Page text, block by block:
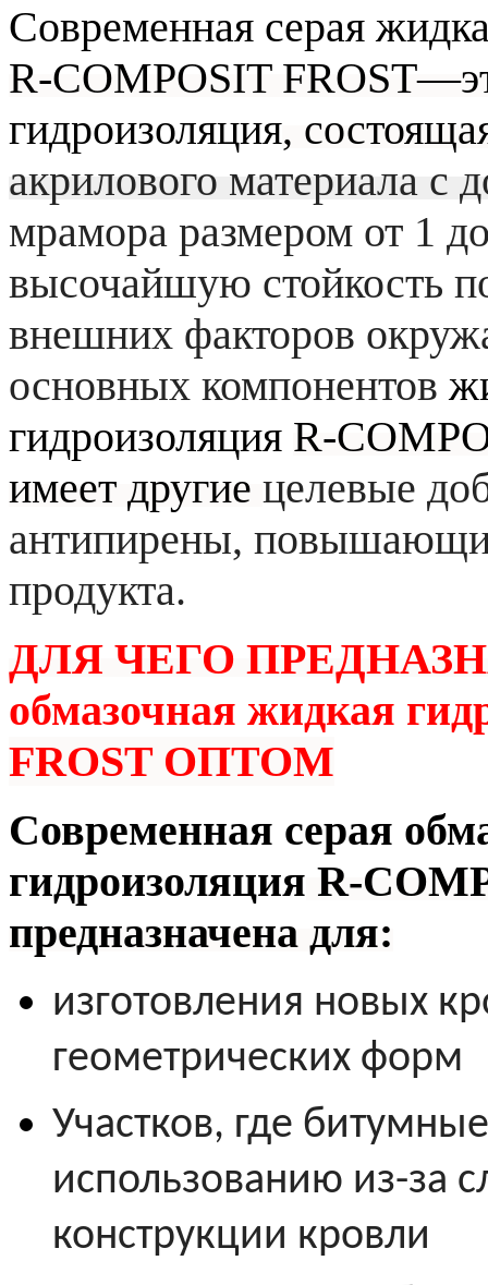
Современная серая
R-COMPOSIT
гидроизоляция,
акрилового материала с
мрамора размером от 1
высочайшую стойкость
внешних факторов
основных компонентов
гидроизоляция R-
имеет другие целевые
антипирены,
продукта.
ДЛЯ ЧЕГО
обмазочная жидкая
FROST ОПТОМ
Современная серая
гидроизоляция R-
предназначена для:
изготовления новых
геометрических форм
Участков, где
использованию из-за
конструкции кровли